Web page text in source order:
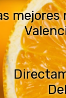
Y ahora